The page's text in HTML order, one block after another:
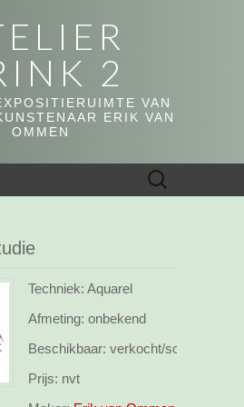
2
VAN
ERIK VAN
OMMEN
Zoeken
naar:
Techniek: Aquarel
Afmeting: onbekend
Beschikbaar: verkocht/sold
Prijs: nvt